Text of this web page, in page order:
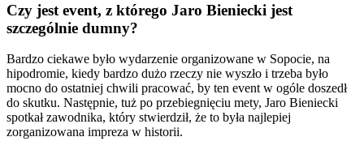
Czy jest event, z którego Jaro Bieniecki jest
szczególnie dumny?
Bardzo ciekawe było wydarzenie organizowane w Sopocie, na
hipodromie, kiedy bardzo dużo rzeczy nie wyszło i trzeba było
mocno do ostatniej chwili pracować, by ten event w ogóle doszedł
do skutku. Następnie, tuż po przebiegnięciu mety, Jaro Bieniecki
spotkał zawodnika, który stwierdził, że to była najlepiej
zorganizowana impreza w historii.